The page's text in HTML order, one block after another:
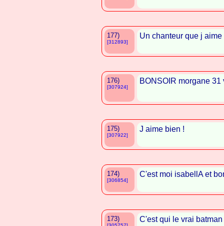
177)
[312893]
Un chanteur que j aime
176)
[307924]
BONSOIR morgane
175)
[307922]
J aime bien !
174)
[306854]
C'est moi isabellA et
173) C'est qui le vrai